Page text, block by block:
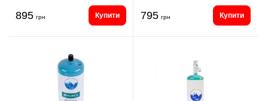
895 грн Купити 795 грн Купити